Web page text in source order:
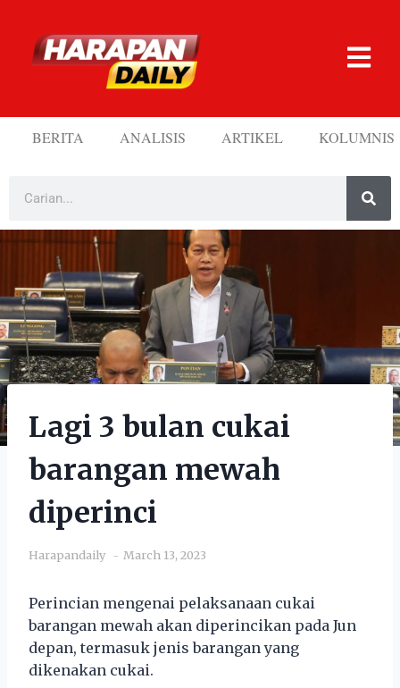
BERITA ANALISIS ARTIKEL KOLUMNIS
Lagi 3 bulan cukai
barangan mewah
diperinci
Harapandaily March 13, 2023
Perincian mengenai pelaksanaan cukai
barangan mewah akan diperincikan pada Jun
depan, termasuk jenis barangan yang
dikenakan cukai.